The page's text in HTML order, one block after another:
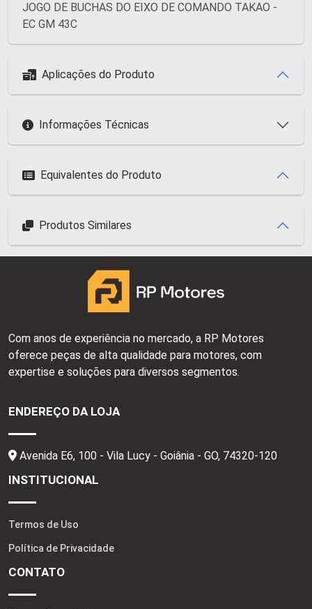
JOGO DE BUCHAS DO EIXO DE COMANDO TAKAO -
EC GM 43C
Aplicações do Produto
Informações Técnicas
Equivalentes do Produto
Produtos Similares
Com anos de experiência no mercado, a RP Motores
oferece peças de alta qualidade para motores, com
expertise e soluções para diversos segmentos.
ENDEREÇO DA LOJA
Avenida E6, 100 - Vila Lucy - Goiânia - GO, 74320-120
INSTITUCIONAL
Termos de Uso
Política de Privacidade
CONTATO